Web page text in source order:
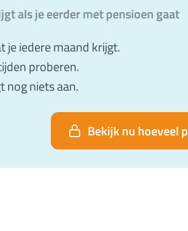
als je eerder met pensioen gaat
je iedere maand krijgt.
proberen.
nog niets aan.
Bekijk nu hoeveel